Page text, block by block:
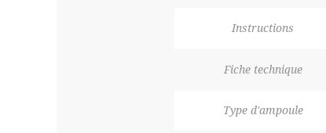
Instructions
Fiche technique
Type d'ampoule